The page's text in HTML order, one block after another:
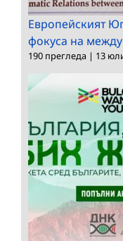
Европейският
фокуса на
190 прегледа | 13